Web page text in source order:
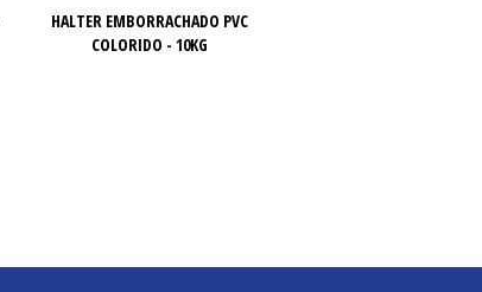
HALTER EMBORRACHADO PVC
COLORIDO - 10KG